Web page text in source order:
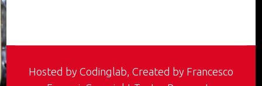
Hosted by Codinglab, Created by Francesco